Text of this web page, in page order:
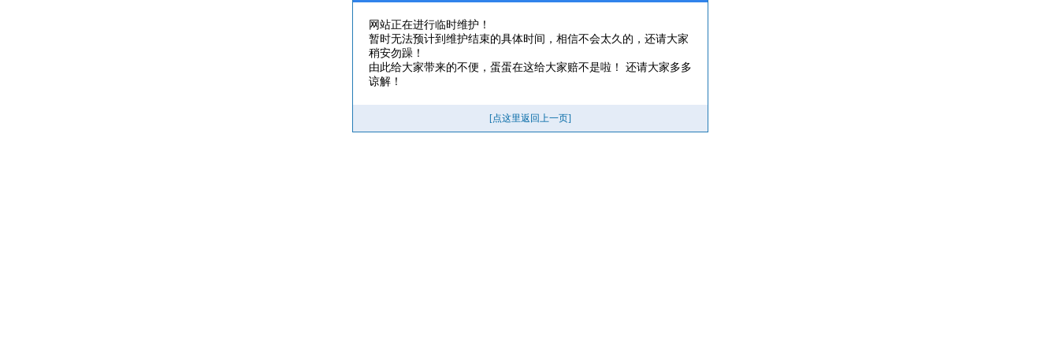
网站正在进行临时维护！
暂时无法预计到维护结束的具体时间，相信不会太久的，还请大家
稍安勿躁！
由此给大家带来的不便，蛋蛋在这给大家赔不是啦！ 还请大家多多
谅解！
[点这里返回上一页]